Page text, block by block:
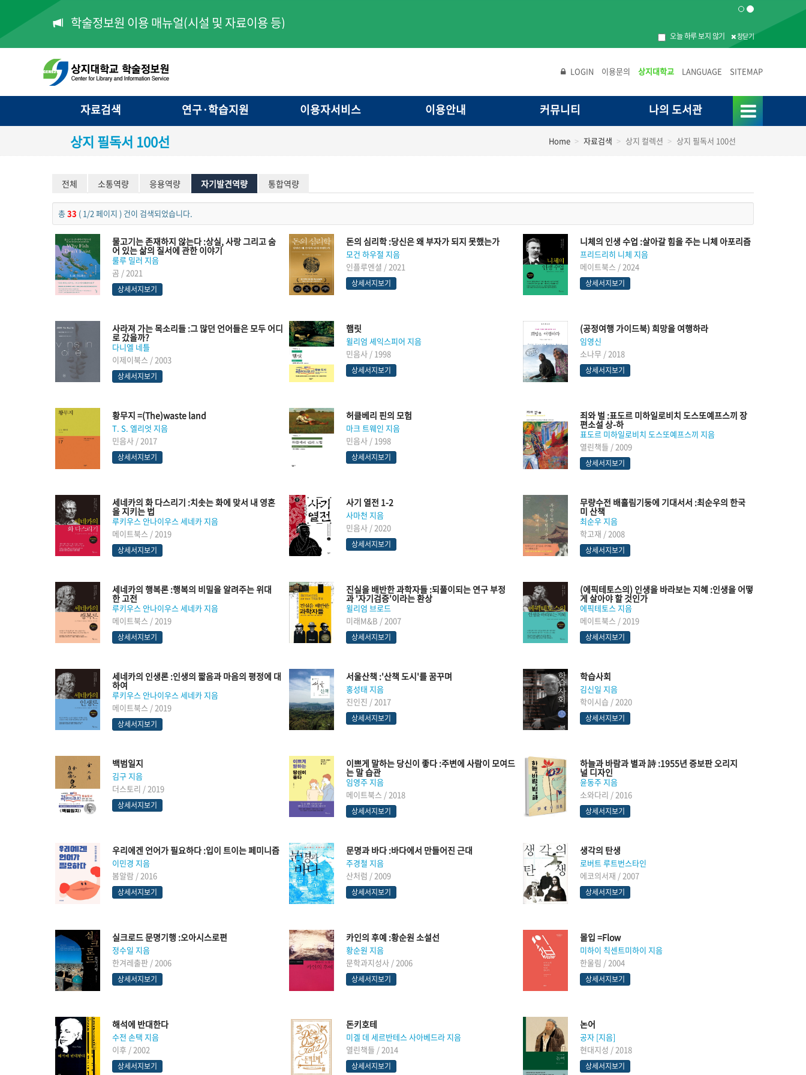
학술정보원 제공서비스 안내
학술정보원 이용 매뉴얼(시설 및 자료이용 등)
오늘 하루 보지 않기 창닫기
LOGIN 이용문의 상지대학교 LANGUAGE SITEMAP
자료검색 연구·학습지원 이용자서비스 이용안내 커뮤니티 나의 도서관
상지 필독서 100선 Home 자료검색 상지 컬렉션 상지 필독서 100선
전체 소통역량 응용역량 자기발견역량 통합역량
총33 ( 1/2 페이지 ) 건이 검색되었습니다.
물고기는 존재하지 않는다 :상실, 사랑 그리고 숨
어 있는 삶의 질서에 관한 이야기
룰루 밀러 지음
곰 / 2021
상세서지보기
돈의 심리학 :당신은 왜 부자가 되지 못했는가
모건 하우절 지음
인플루엔셜 / 2021
상세서지보기
니체의 인생 수업 :살아갈 힘을 주는 니체 아포리즘
프리드리히 니체 지음
메이트북스 / 2024
상세서지보기
사라져 가는 목소리들 :그 많던 언어들은 모두 어디
로 갔을까?
다니엘 네틀
이제이북스 / 2003
상세서지보기
햄릿
윌리엄 셰익스피어 지음
민음사 / 1998
상세서지보기
(공정여행 가이드북) 희망을 여행하라
임영신
소나무 / 2018
상세서지보기
황무지 =(The)waste land
T. S. 엘리엇 지음
민음사 / 2017
상세서지보기
허클베리 핀의 모험
마크 트웨인 지음
민음사 / 1998
상세서지보기
죄와 벌 :표도르 미하일로비치 도스또예프스끼 장
편소설 상-하
표도르 미하일로비치 도스또예프스끼 지음
열린책들 / 2009
상세서지보기
세네카의 화 다스리기 :치솟는 화에 맞서 내 영혼
을 지키는 법
루키우스 안나이우스 세네카 지음
메이트북스 / 2019
상세서지보기
사기 열전 1-2
사마천 지음
민음사 / 2020
상세서지보기
무량수전 배흘림기둥에 기대서서 :최순우의 한국
미 산책
최순우 지음
학고재 / 2008
상세서지보기
세네카의 행복론 :행복의 비밀을 알려주는 위대
한 고전
루키우스 안나이우스 세네카 지음
메이트북스 / 2019
상세서지보기
진실을 배반한 과학자들 :되풀이되는 연구 부정
과 '자기검증'이라는 환상
윌리엄 브로드
미래M&B / 2007
상세서지보기
(에픽테토스의) 인생을 바라보는 지혜 :인생을 어떻
게 살아야 할 것인가
에픽테토스 지음
메이트북스 / 2019
상세서지보기
세네카의 인생론 :인생의 짧음과 마음의 평정에 대
하여
루키우스 안나이우스 세네카 지음
메이트북스 / 2019
상세서지보기
서울산책 :'산책 도시'를 꿈꾸며
홍성태 지음
진인진 / 2017
상세서지보기
학습사회
김신일 지음
학이시습 / 2020
상세서지보기
백범일지
김구 지음
더스토리 / 2019
상세서지보기
이쁘게 말하는 당신이 좋다 :주변에 사람이 모여드
는 말 습관
임영주 지음
메이트북스 / 2018
상세서지보기
하늘과 바람과 별과 詩 :1955년 증보판 오리지
널 디자인
윤동주 지음
소와다리 / 2016
상세서지보기
우리에겐 언어가 필요하다 :입이 트이는 페미니즘
이민경 지음
봄알람 / 2016
상세서지보기
문명과 바다 :바다에서 만들어진 근대
주경철 지음
산처럼 / 2009
상세서지보기
생각의 탄생
로버트 루트번스타인
에코의서재 / 2007
상세서지보기
실크로드 문명기행 :오아시스로편
정수일 지음
한겨레출판 / 2006
상세서지보기
카인의 후예 :황순원 소설선
황순원 지음
문학과지성사 / 2006
상세서지보기
몰입 =Flow
미하이 칙센트미하이 지음
한울림 / 2004
상세서지보기
해석에 반대한다
수전 손택 지음
이후 / 2002
상세서지보기
돈키호테
미겔 데 세르반테스 사아베드라 지음
열린책들 / 2014
상세서지보기
논어
공자 [지음]
현대지성 / 2018
상세서지보기